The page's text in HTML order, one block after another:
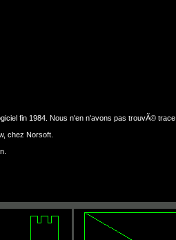
fin 1984. Nous n'en n'avons pas trouvÃ© trace.
chez Norsoft.